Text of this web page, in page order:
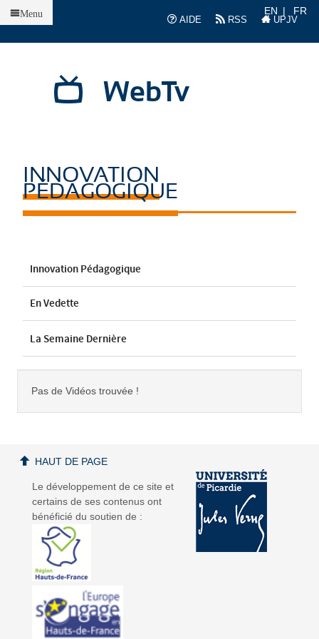
AIDE
RSS UPJV
EN FR
WebTv
Menu
INNOVATION
PÉDAGOGIQUE
Innovation Pédagogique
En Vedette
La Semaine Dernière
Pas de Vidéos trouvée !
Le développement de ce site et
certains de ses contenus ont
bénéficié du soutien de :
HAUT DE PAGE